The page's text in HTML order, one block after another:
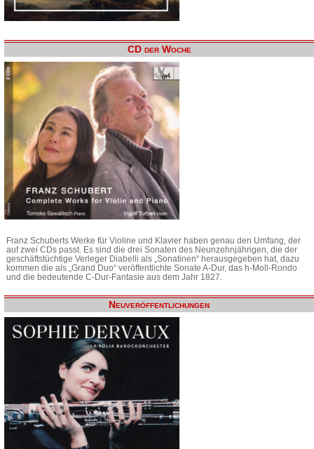
CD der Woche
Franz Schuberts Werke für Violine und Klavier haben genau den Umfang, der
auf zwei CDs passt. Es sind die drei Sonaten des Neunzehnjährigen, die der
geschäftstüchtige Verleger Diabelli als „Sonatinen“ herausgegeben hat, dazu
kommen die als „Grand Duo“ veröffentlichte Sonate A-Dur, das h-Moll-Rondo
und die bedeutende C-Dur-Fantasie aus dem Jahr 1827.
Neuveröffentlichungen